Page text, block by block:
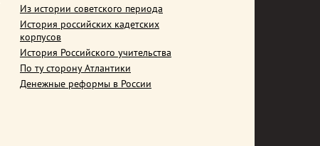
Из истории советского периода
История российских кадетских
корпусов
История Российского учительства
По ту сторону Атлантики
Денежные реформы в России